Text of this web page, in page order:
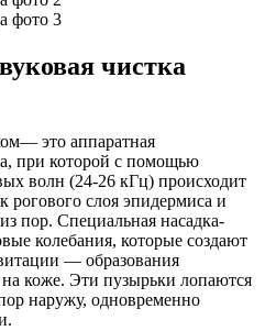
чистка
это аппаратная
при которой с помощью
волн (24-26 кГц) происходит
рогового слоя эпидермиса и
пор. Специальная насадка-
колебания, которые создают
— образования
коже. Эти пузырьки лопаются
наружу, одновременно